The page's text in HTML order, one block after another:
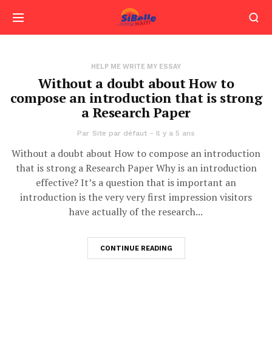
HELP ME WRITE MY ESSAY
Without a doubt about How to
compose an introduction that is strong
a Research Paper
Par Site par défaut Il y a 5 ans
Without a doubt about How to compose an introduction
that is strong a Research Paper Why is an introduction
effective? It’s a question that is important an
introduction is the very very first impression visitors
have actually of the research...
CONTINUE READING